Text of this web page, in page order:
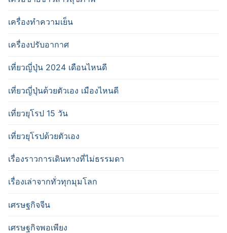
เครื่องทำความเย็น
เครื่องปรับอากาศ
เที่ยวญี่ปุ่น 2024 เดือนไหนดี
เที่ยวญี่ปุ่นด้วยตัวเอง เมืองไหนดี
เที่ยวยุโรป 15 วัน
เที่ยวยุโรปด้วยตัวเอง
เรื่องราวการเดินทางที่ไม่ธรรมดา
เรื่องเล่าจากทั่วทุกมุมโลก
เศรษฐกิจจีน
เศรษฐกิจพอเพียง